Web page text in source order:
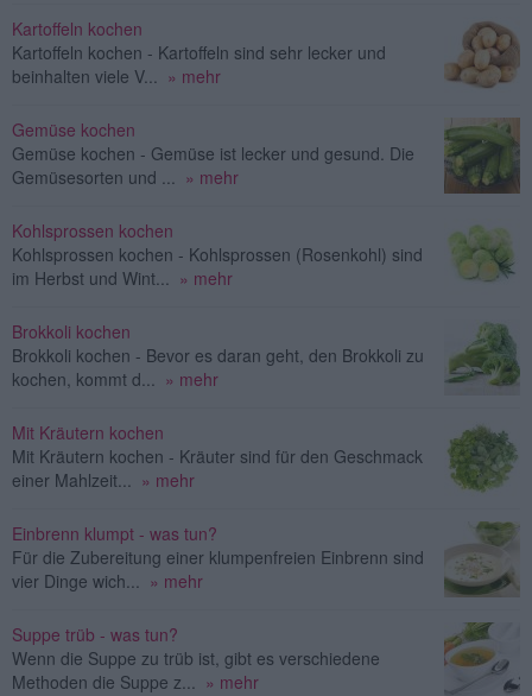
Kartoffeln kochen
Kartoffeln kochen - Kartoffeln sind sehr lecker und
beinhalten viele V... » mehr
Gemüse kochen
Gemüse kochen - Gemüse ist lecker und gesund. Die
Gemüsesorten und ... » mehr
Kohlsprossen kochen
Kohlsprossen kochen - Kohlsprossen (Rosenkohl) sind
im Herbst und Wint... » mehr
Brokkoli kochen
Brokkoli kochen - Bevor es daran geht, den Brokkoli zu
kochen, kommt d... » mehr
Mit Kräutern kochen
Mit Kräutern kochen - Kräuter sind für den Geschmack
einer Mahlzeit... » mehr
Einbrenn klumpt - was tun?
Für die Zubereitung einer klumpenfreien Einbrenn sind
vier Dinge wich... » mehr
Suppe trüb - was tun?
Wenn die Suppe zu trüb ist, gibt es verschiedene
Methoden die Suppe z... » mehr